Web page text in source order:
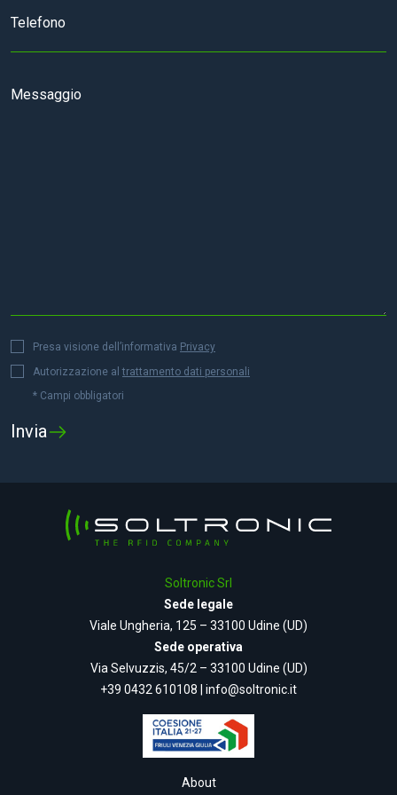
Presa visione dell’informativa Privacy
Autorizzazione altrattamento dati personali
* Campi obbligatori
Soltronic Srl
Sede legale
Viale Ungheria, 125 – 33100 Udine (UD)
Sede operativa
Via Selvuzzis, 45/2 – 33100 Udine (UD)
+39 0432 610108
info@soltronic.it
About